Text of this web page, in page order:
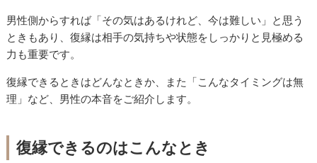
男性側からすれば「その気はあるけれど、今は難しい」と思う
ときもあり、復縁は相手の気持ちや状態をしっかりと見極める
力も重要です。
復縁できるときはどんなときか、また「こんなタイミングは無
理」など、男性の本音をご紹介します。
復縁できるのはこんなとき